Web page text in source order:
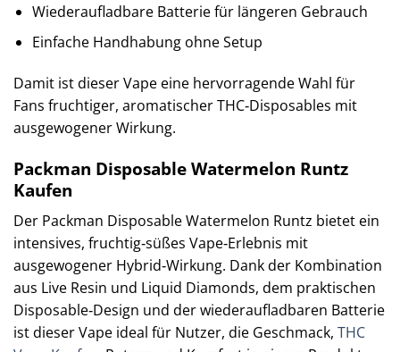
Wiederaufladbare Batterie für längeren Gebrauch
Einfache Handhabung ohne Setup
Damit ist dieser Vape eine hervorragende Wahl für
Fans fruchtiger, aromatischer THC‑Disposables mit
ausgewogener Wirkung.
Packman Disposable Watermelon Runtz
Kaufen
Der Packman Disposable Watermelon Runtz bietet ein
intensives, fruchtig‑süßes Vape‑Erlebnis mit
ausgewogener Hybrid‑Wirkung. Dank der Kombination
aus Live Resin und Liquid Diamonds, dem praktischen
Disposable‑Design und der wiederaufladbaren Batterie
ist dieser Vape ideal für Nutzer, die Geschmack, THC